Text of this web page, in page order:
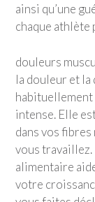
ainsi qu’une
chaque
douleurs
la douleur et
habituellement
intense. Elle
dans vos
vous
alimentaire
votre